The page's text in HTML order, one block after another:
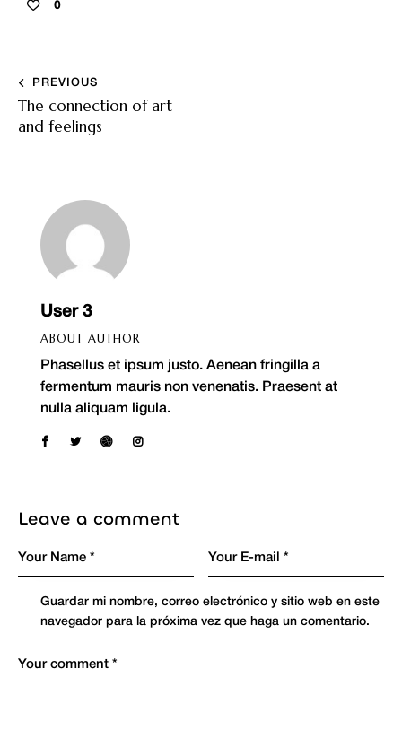
0
PREVIOUS
The connection of art
and feelings
User 3
ABOUT AUTHOR
Phasellus et ipsum justo. Aenean fringilla a
fermentum mauris non venenatis. Praesent at
nulla aliquam ligula.
Leave a comment
Guardar mi nombre, correo electrónico y sitio web en este
navegador para la próxima vez que haga un comentario.